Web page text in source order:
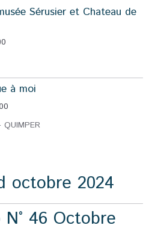
Sérusier et Chateau de
à moi
octobre 2024
46 Octobre